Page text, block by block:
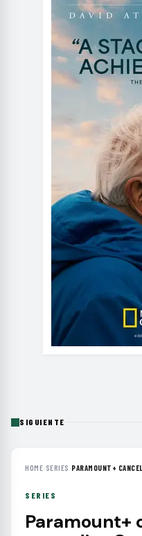
SIGUIENTE
HOME› SERIES ›PARAMOUNT+
SERIES
Paramount+